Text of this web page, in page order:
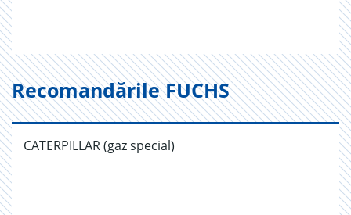
Recomandările FUCHS
CATERPILLAR (gaz special)